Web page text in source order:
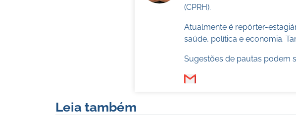
(CPRH).
Atualmente é repórter-
saúde, política e economia.
Sugestões de pautas podem
Leia também